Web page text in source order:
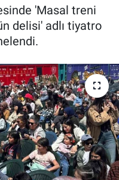
'Masal treni
delisi' adlı tiyatro
Fikstür